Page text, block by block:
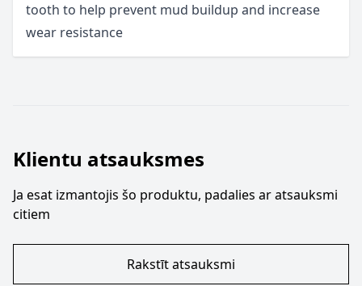
tooth to help prevent mud buildup and increase
wear resistance
Klientu atsauksmes
Ja esat izmantojis šo produktu, padalies ar atsauksmi
citiem
Rakstīt atsauksmi